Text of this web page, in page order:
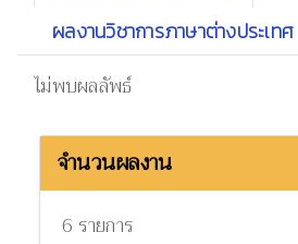
ผลงานวิชาการภาษาต่างประเทศ
ไม่พบผลลัพธ์
จำนวนผลงาน
6 รายการ